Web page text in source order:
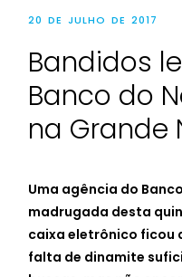
20 DE JULHO DE 2017
Bandidos
Banco do
na Grande
Uma agência do
madrugada desta
caixa eletrônico ficou
falta de dinamite